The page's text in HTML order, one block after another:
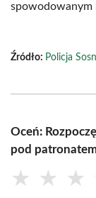
spowodowanym
Źródło: Policja
Oceń:
pod
★ ★ ★